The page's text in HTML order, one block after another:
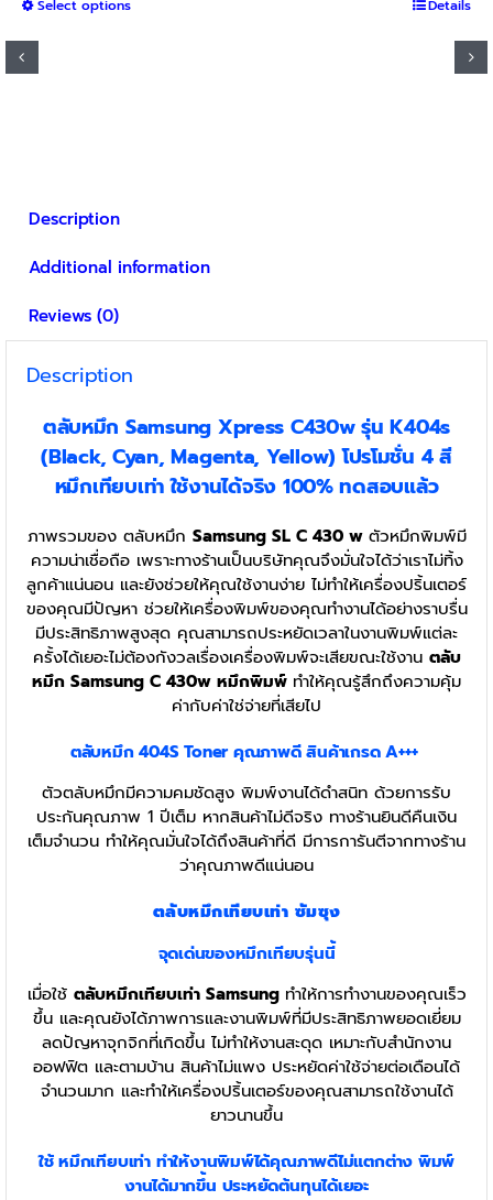
Select optionsThis
the
Details
Description
Additional information
Reviews (0)
Description
ตลับหมึก Samsung Xpress C430wรุ่น K404s
(Black, Cyan, Magenta, Yellow) โปรโมชั่น 4 สี
หมึกเทียบเท่า ใช้งานได้จริง 100% ทดสอบแล้ว
ภาพรวมของ ตลับหมึก Samsung SL C 430 w ตัวหมึกพิมพ์มี
ความน่าเชื่อถือ เพราะทางร้านเป็นบริษัทคุณจึงมั่นใจได้ว่าเราไม่ทิ้ง
ลูกค้าแน่นอน และยังช่วยให้คุณใช้งานง่าย ไม่ทำให้เครื่องปริ้นเตอร์
ของคุณมีปัญหา ช่วยให้เครื่องพิมพ์ของคุณทำงานได้อย่างราบรื่น
มีประสิทธิภาพสูงสุด คุณสามารถประหยัดเวลาในงานพิมพ์แต่ละ
ครั้งได้เยอะไม่ต้องกังวลเรื่องเครื่องพิมพ์จะเสียขณะใช้งาน ตลับ
หมึก Samsung C 430w หมึกพิมพ์ ทำให้คุณรู้สึกถึงความคุ้ม
ค่ากับค่าใช่จ่ายที่เสียไป
ตลับหมึก 404S Tonerคุณภาพดี สินค้าเกรด A+++
ตัวตลับหมึกมีความคมชัดสูง พิมพ์งานได้ดำสนิท ด้วยการรับ
ประกันคุณภาพ 1 ปีเต็ม หากสินค้าไม่ดีจริง ทางร้านยินดีคืนเงิน
เต็มจำนวน ทำให้คุณมั่นใจได้ถึงสินค้าที่ดี มีการการันตีจากทางร้าน
ว่าคุณภาพดีแน่นอน
ตลับหมึกเทียบเท่า ซัมซุง
จุดเด่นของหมึกเทียบรุ่นนี้
เมื่อใช้ ตลับหมึกเทียบเท่า Samsung ทำให้การทำงานของคุณเร็ว
ขึ้น และคุณยังได้ภาพการและงานพิมพ์ที่มีประสิทธิภาพยอดเยี่ยม
ลดปัญหาจุกจิกที่เกิดขึ้น ไม่ทำให้งานสะดุด เหมาะกับสำนักงาน
ออฟฟิต และตามบ้าน สินค้าไม่แพง ประหยัดค่าใช้จ่ายต่อเดือนได้
จำนวนมาก และทำให้เครื่องปริ้นเตอร์ของคุณสามารถใช้งานได้
ยาวนานขึ้น
ใช้ หมึกเทียบเท่า ทำให้งานพิมพ์ได้คุณภาพดีไม่แตกต่าง พิมพ์
งานได้มากขึ้น ประหยัดต้นทุนได้เยอะ